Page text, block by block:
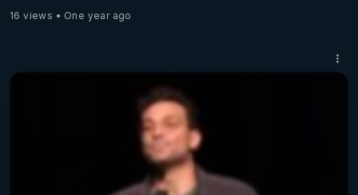
16 views One year ago